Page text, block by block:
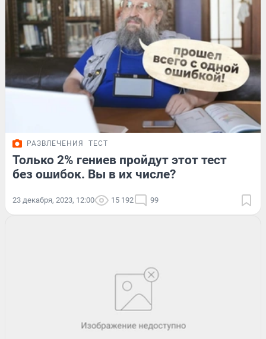
РАЗВЛЕЧЕНИЯ ТЕСТ
Только 2% гениев пройдут этот тест
без ошибок. Вы в их числе?
23 декабря, 2023, 12:00 15 192 99